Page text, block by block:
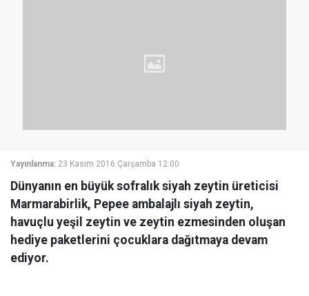
Yayınlanma: 23 Kasım 2016 Çarşamba 12:00
Dünyanın en büyük sofralık siyah zeytin üreticisi
Marmarabirlik, Pepee ambalajlı siyah zeytin,
havuçlu yeşil zeytin ve zeytin ezmesinden oluşan
hediye paketlerini çocuklara dağıtmaya devam
ediyor.